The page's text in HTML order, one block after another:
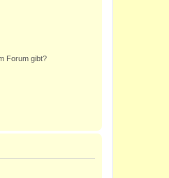
Forum gibt?